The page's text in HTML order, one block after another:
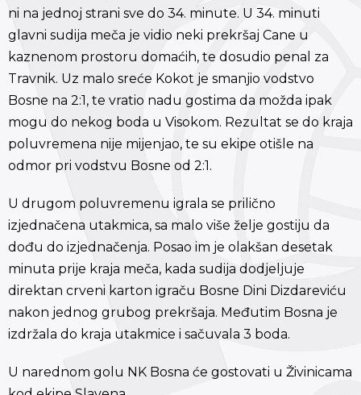
ni na jednoj strani sve do 34. minute. U 34. minuti
glavni sudija meča je vidio neki prekršaj Cane u
kaznenom prostoru domaćih, te dosudio penal za
Travnik. Uz malo sreće Kokot je smanjio vodstvo
Bosne na 2:1, te vratio nadu gostima da možda ipak
mogu do nekog boda u Visokom. Rezultat se do kraja
poluvremena nije mijenjao, te su ekipe otišle na
odmor pri vodstvu Bosne od 2:1.
U drugom poluvremenu igrala se prilično
izjednačena utakmica, sa malo više želje gostiju da
dođu do izjednačenja. Posao im je olakšan desetak
minuta prije kraja meča, kada sudija dodjeljuje
direktan crveni karton igraču Bosne Dini Dizdareviću
nakon jednog grubog prekršaja. Međutim Bosna je
izdržala do kraja utakmice i sačuvala 3 boda.
U narednom golu NK Bosna će gostovati u Živinicama